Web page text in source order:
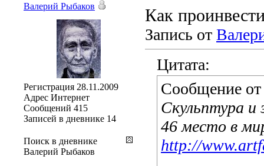
Как
Запись от
Цитата:
Сообщение
Скульптура
46 место в
http://
Валерий Рыбаков
Регистрация 28.11.2009
Адрес Интернет
Сообщений 415
Записей в дневнике 14
Поиск в дневнике
Валерий Рыбаков